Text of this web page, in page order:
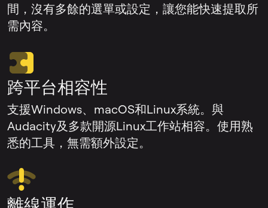
間，沒有多餘的選單或設定，讓您能快速提取所
需內容。
跨平台相容性
支援Windows、macOS和Linux系統。與
Audacity及多款開源Linux工作站相容。使用熟
悉的工具，無需額外設定。